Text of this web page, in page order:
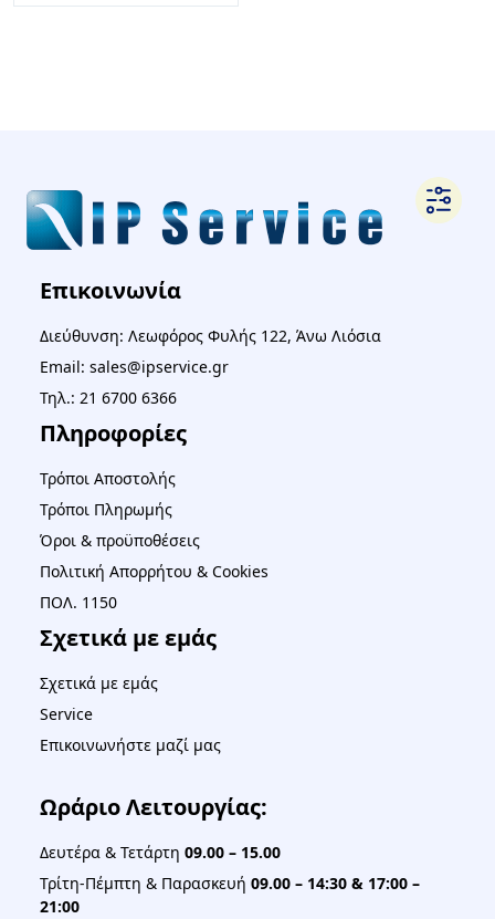
Επικοινωνία
Διεύθυνση: Λεωφόρος Φυλής 122, Άνω Λιόσια
Email: sales@ipservice.gr
Τηλ.: 21 6700 6366
Πληροφορίες
Τρόποι Αποστολής
Τρόποι Πληρωμής
Όροι & προϋποθέσεις
Πολιτική Απορρήτου & Cookies
ΠΟΛ. 1150
Σχετικά με εμάς
Σχετικά με εμάς
Service
Επικοινωνήστε μαζί μας
Ωράριο Λειτουργίας:
Δευτέρα & Τετάρτη 09.00 – 15.00
Τρίτη-Πέμπτη & Παρασκευή 09.00 – 14:30 & 17:00 –
21:00